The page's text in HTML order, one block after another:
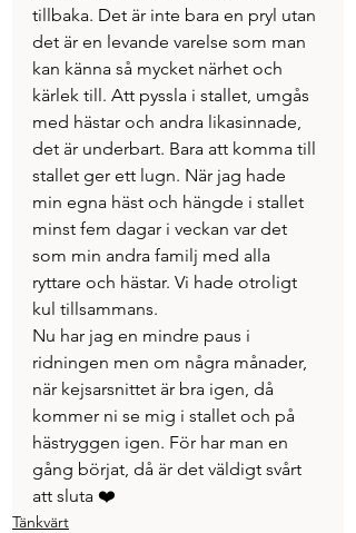
tillbaka. Det är inte bara en pryl utan
det är en levande varelse som man
kan känna så mycket närhet och
kärlek till. Att pyssla i stallet, umgås
med hästar och andra likasinnade,
det är underbart. Bara att komma till
stallet ger ett lugn. När jag hade
min egna häst och hängde i stallet
minst fem dagar i veckan var det
som min andra familj med alla
ryttare och hästar. Vi hade otroligt
kul tillsammans.
Nu har jag en mindre paus i
ridningen men om några månader,
när kejsarsnittet är bra igen, då
kommer ni se mig i stallet och på
hästryggen igen. För har man en
gång börjat, då är det väldigt svårt
att sluta ❤️
Tänkvärt